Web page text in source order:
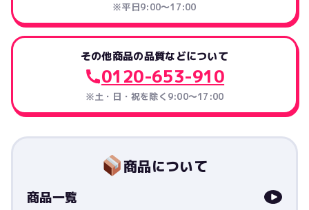
※平日9:00～17:00
その他商品の品質などについて
0120-653-910
※土・日・祝を除く9:00〜17:00
商品について
商品一覧